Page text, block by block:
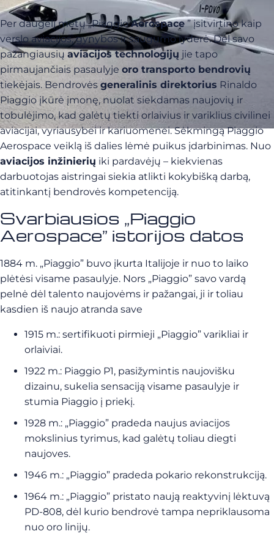
Per daugelį metų „PiaggioAerospace” įsitvirtino kaip
verslo aviacijos, gynybos ir saugumo lyderė. Dėl savo
pažangiausių aviacijos technologijų jie tapo
pirmaujančiais pasaulyje oro transporto bendrovių
tiekėjais. Bendrovės generalinis direktorius Rinaldo
Piaggio įkūrė įmonę, nuolat siekdamas naujovių ir
tobulėjimo, kad galėtų tiekti orlaivius ir variklius civilinei
aviacijai, vyriausybei ir kariuomenei. Sėkmingą Piaggio
Aerospace veiklą iš dalies lėmė puikus įdarbinimas. Nuo
aviacijos inžinierių iki pardavėjų – kiekvienas
darbuotojas aistringai siekia atlikti kokybišką darbą,
atitinkantį bendrovės kompetenciją.
Svarbiausios „Piaggio
Aerospace” istorijos datos
1884 m. „Piaggio” buvo įkurta Italijoje ir nuo to laiko
plėtėsi visame pasaulyje. Nors „Piaggio” savo vardą
pelnė dėl talento naujovėms ir pažangai, ji ir toliau
kasdien iš naujo atranda save
1915 m.: sertifikuoti pirmieji „Piaggio” varikliai ir
orlaiviai.
1922 m.: Piaggio P1, pasižymintis naujovišku
dizainu, sukelia sensaciją visame pasaulyje ir
stumia Piaggio į priekį.
1928 m.: „Piaggio” pradeda naujus aviacijos
mokslinius tyrimus, kad galėtų toliau diegti
naujoves.
1946 m.: „Piaggio” pradeda pokario rekonstrukciją.
1964 m.: „Piaggio” pristato naują reaktyvinį lėktuvą
PD-808, dėl kurio bendrovė tampa nepriklausoma
nuo oro linijų.